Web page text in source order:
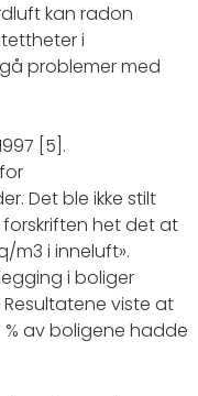
kan radon
i
problemer med
[5].
Det ble ikke stilt
forskriften het det at
m3 i inneluft».
i boliger
viste at
av boligene hadde